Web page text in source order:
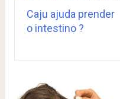
Caju ajuda prender
o intestino ?